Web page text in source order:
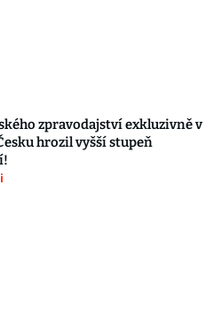
zpravodajství exkluzivně v
hrozil vyšší stupeň